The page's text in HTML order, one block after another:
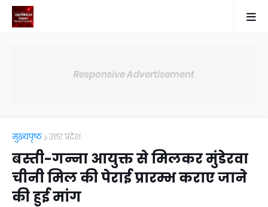
Responsive Advertisement
मुख्यपृष्ठ उत्तर प्रदेश
बस्ती-गन्ना आयुक्त से मिलकर मुंडेरवा
चीनी मिल की पेराई प्रारम्भ कराए जाने
की हुई मांग